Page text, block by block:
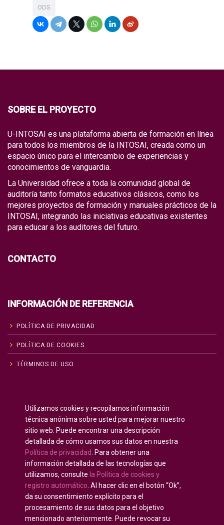
ODS
SOBRE EL PROYECTO
U-INTOSAI es una plataforma abierta de formación en línea
para todos los miembros de la INTOSAI, creada como un
espacio único para el intercambio de experiencias y
conocimientos de vanguardia.
La Universidad ofrece a toda la comunidad global de
auditoría tanto formatos educativos clásicos, como los
mejores proyectos de formación y manuales prácticos de la
INTOSAI, integrando las iniciativas educativas existentes
para educar a los auditores del futuro.
CONTACTO
INFORMACIÓN DE REFERENCIA
POLÍTICA DE PRIVACIDAD
POLÍTICA DE COOKIES
TÉRMINOS DE USO
Русский
Ruso)
Español
Français(Francés)
Alemán
العربية(Árabe )
Português(Portugués, Portugal)
Utilizamos cookies y recopilamos información
técnica anónima sobre usted para mejorar nuestro
sitio web. Puede encontrar una descripción
detallada de cómo usamos sus datos en nuestra
Política de privacidad
. Para obtener una
información detallada de las tecnologías que
utilizamos, consulte la Política de cookies y
registro automático . Al hacer clic en el botón “Ok”,
da su consentimiento explícito para el
procesamiento de sus datos para el objetivo
mencionado anteriormente. Puede revocar su